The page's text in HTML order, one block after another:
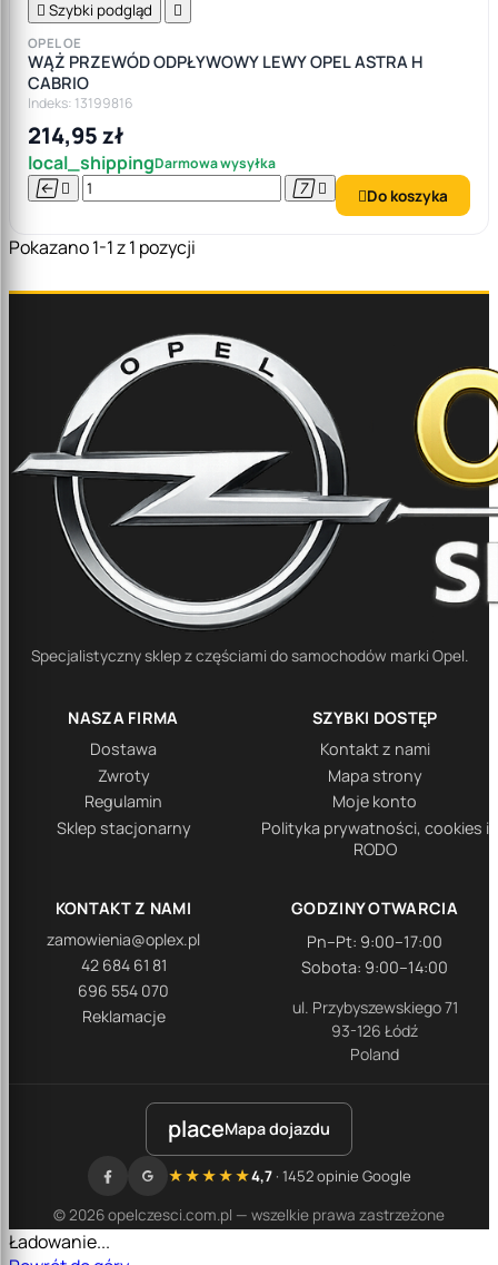
 Szybki podgląd 
OPEL OE
WĄŻ PRZEWÓD ODPŁYWOWY LEWY OPEL ASTRA H
CABRIO
Indeks: 13199816
214,95 zł
local_shippingDarmowa wysyłka
    Do koszyka
Pokazano 1-1 z 1 pozycji
Specjalistyczny sklep z częściami do samochodów marki Opel.
NASZA FIRMA
Dostawa
Zwroty
Regulamin
Sklep stacjonarny
SZYBKI DOSTĘP
Kontakt z nami
Mapa strony
Moje konto
Polityka prywatności, cookies i
RODO
KONTAKT Z NAMI
zamowienia@oplex.pl
42 684 61 81
696 554 070
Reklamacje
GODZINY OTWARCIA
Pn–Pt: 9:00–17:00
Sobota: 9:00–14:00
ul. Przybyszewskiego 71
93-126 Łódź
Poland
placeMapa dojazdu
© 2026 opelczesci.com.pl — wszelkie prawa zastrzeżone
★★★★★4,7· 1452 opinie Google
Ładowanie...